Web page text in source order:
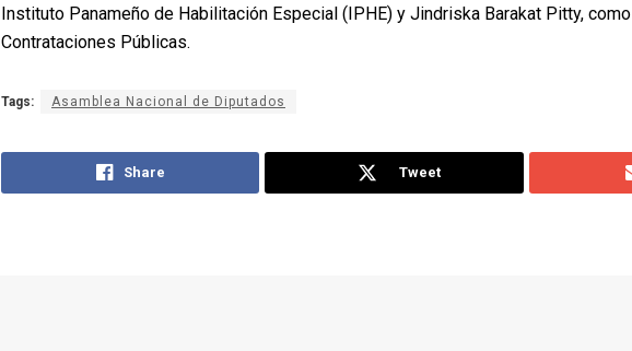
Instituto Panameño de Habilitación Especial (IPHE) y Jindriska Barakat Pitty,
Contrataciones Públicas.
Tags: Asamblea Nacional de Diputados
Share Tweet